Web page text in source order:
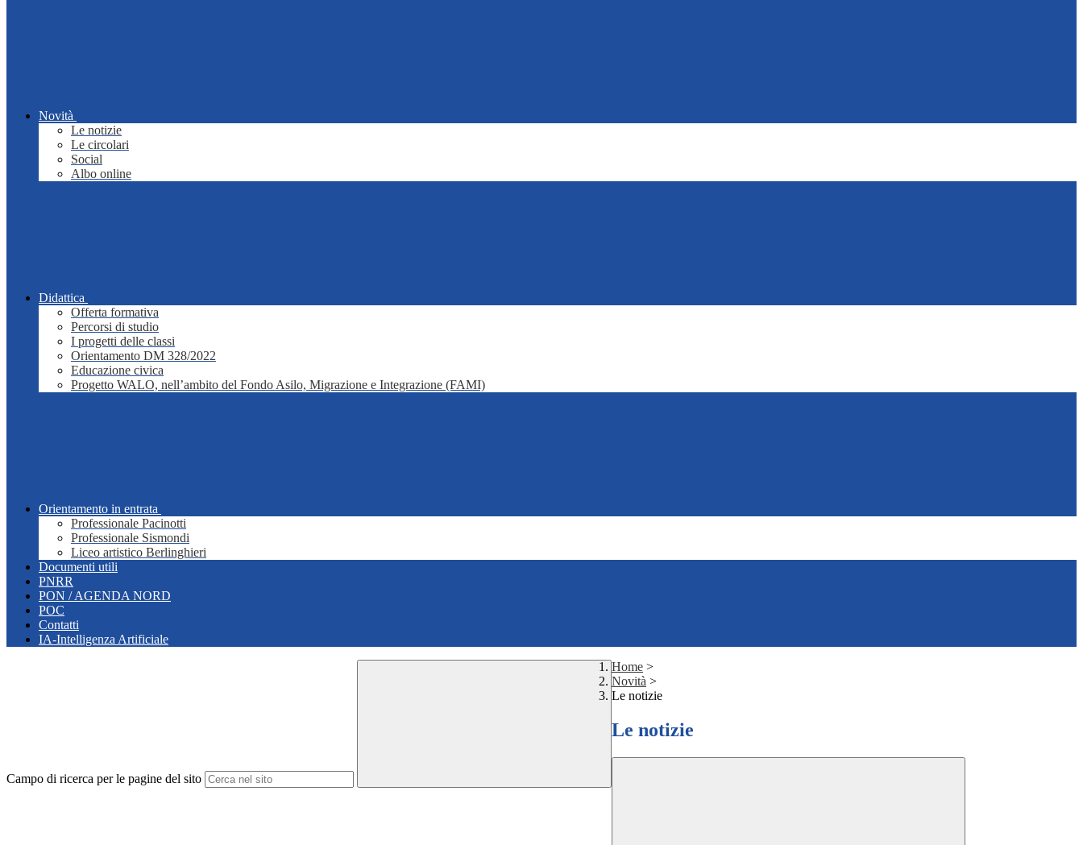
Novità
Le notizie
Le circolari
Social
Albo online
Didattica
Offerta formativa
Percorsi di studio
I progetti delle classi
Orientamento DM 328/2022
Educazione civica
Progetto WALO, nell’ambito del Fondo Asilo, Migrazione e Integrazione (FAMI)
Orientamento in entrata
Professionale Pacinotti
Professionale Sismondi
Liceo artistico Berlinghieri
Documenti utili
PNRR
PON / AGENDA NORD
POC
Contatti
IA-Intelligenza Artificiale
Campo di ricerca per le pagine del sito
Home >
Novità >
Le notizie
Le notizie